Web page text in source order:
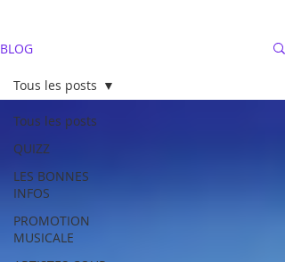
BLOG
Tous les posts
QUIZZ
LES BONNES
INFOS
PROMOTION
MUSICALE
Tous les posts